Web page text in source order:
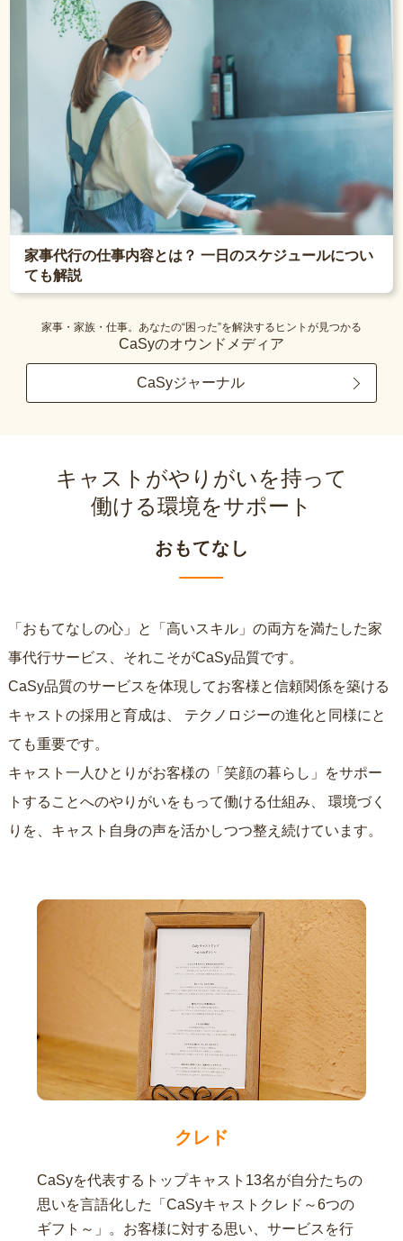
家事代行の仕事内容とは？ 一日のスケジュールについ
ても解説
家事・家族・仕事。あなたの“困った”を解決するヒントが見つかる
CaSyのオウンドメディア
CaSyジャーナル
キャストがやりがいを持って
働ける環境をサポート
おもてなし
「おもてなしの心」と「高いスキル」の両方を満たした家
事代行サービス、それこそがCaSy品質です。
CaSy品質のサービスを体現してお客様と信頼関係を築ける
キャストの採用と育成は、
ても重要です。
キャスト一人ひとりがお客様の「笑顔の暮らし」をサポー
トすることへのやりがいをもって働ける仕組み、
りを、キャスト自身の声を活かしつつ整え続けています。
クレド
CaSyを代表するトップキャスト13名が自分たちの
思いを言語化した「CaSyキャストクレド～6つの
ギフト～」。お客様に対する思い、サービスを行